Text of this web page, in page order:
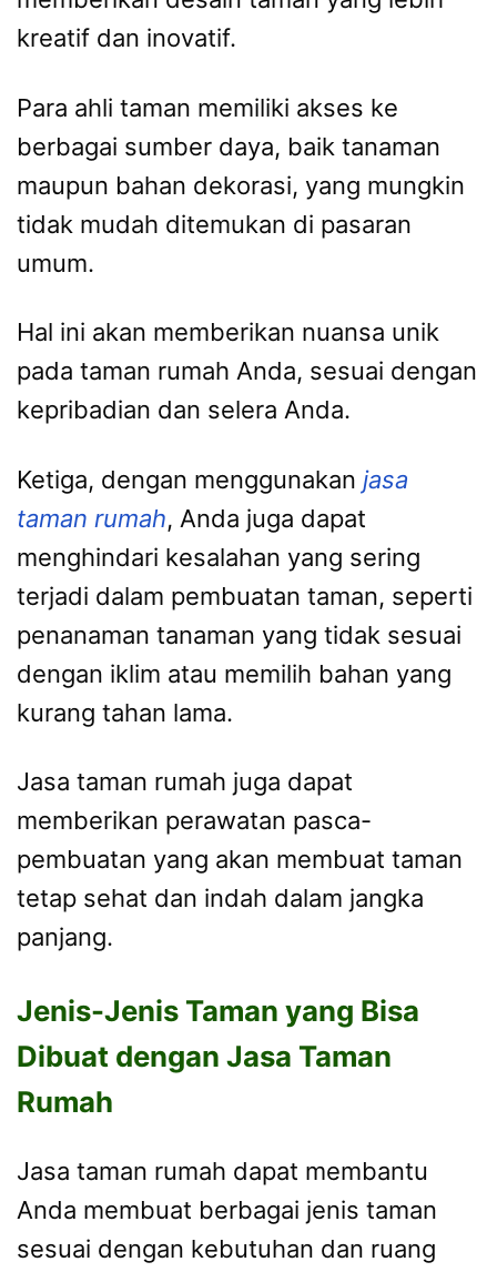
kreatif dan inovatif.
Para ahli taman memiliki akses ke
berbagai sumber daya, baik tanaman
maupun bahan dekorasi, yang mungkin
tidak mudah ditemukan di pasaran
umum.
Hal ini akan memberikan nuansa unik
pada taman rumah Anda, sesuai dengan
kepribadian dan selera Anda.
Ketiga, dengan menggunakan jasa
taman rumah, Anda juga dapat
menghindari kesalahan yang sering
terjadi dalam pembuatan taman, seperti
penanaman tanaman yang tidak sesuai
dengan iklim atau memilih bahan yang
kurang tahan lama.
Jasa taman rumah juga dapat
memberikan perawatan pasca-
pembuatan yang akan membuat taman
tetap sehat dan indah dalam jangka
panjang.
Jenis-Jenis Taman yang Bisa
Dibuat dengan Jasa Taman
Rumah
Jasa taman rumah dapat membantu
Anda membuat berbagai jenis taman
sesuai dengan kebutuhan dan ruang